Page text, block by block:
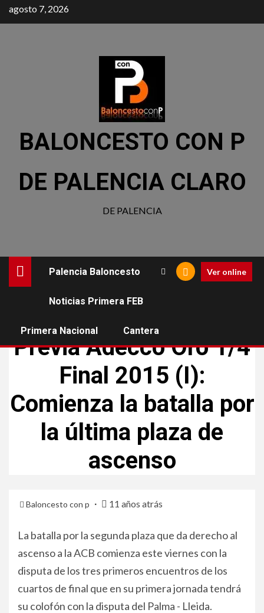
agosto 7, 2026
BALONCESTO CON P
DE PALENCIA CLARO
DE PALENCIA
Palencia Baloncesto
Noticias Primera FEB
Primera Nacional Cantera
Ver online
Previa Adecco Oro 1/4
Final 2015 (I):
Comienza la batalla por
la última plaza de
ascenso
Baloncesto con p 11 años atrás
La batalla por la segunda plaza que da derecho al
ascenso a la ACB comienza este viernes con la
disputa de los tres primeros encuentros de los
cuartos de final que en su primera jornada tendrá
su colofón con la disputa del Palma - Lleida.